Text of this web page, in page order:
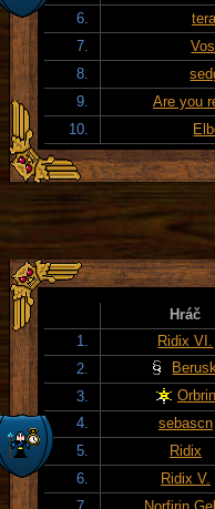
6.
7.
8.
9.
Are you
10.
Hráč
1.
Ridix VI.
2.
3.
Orbrin
4.
sebascn
5.
Ridix
6.
Ridix V.